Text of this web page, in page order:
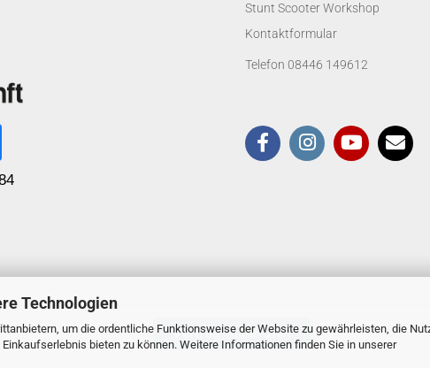
Technologien
um die ordentliche Funktionsweise der Website zu gewährleisten, die
bieten zu können. Weitere Informationen finden Sie in unserer
Stunt Scooter Workshop
Kontaktformular
Telefon 08446 149612
Vertrag widerrufen